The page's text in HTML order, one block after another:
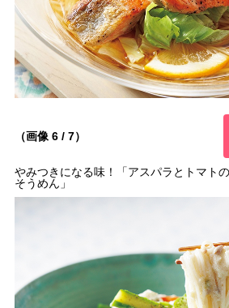
（画像 6 / 7）
やみつきになる味！「アスパラとトマト
そうめん」